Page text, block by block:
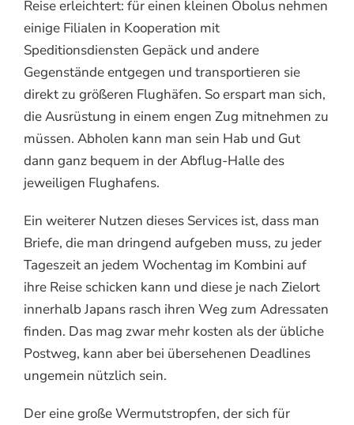
Reise erleichtert: für einen kleinen Obolus nehmen
einige Filialen in Kooperation mit
Speditionsdiensten Gepäck und andere
Gegenstände entgegen und transportieren sie
direkt zu größeren Flughäfen. So erspart man sich,
die Ausrüstung in einem engen Zug mitnehmen zu
müssen. Abholen kann man sein Hab und Gut
dann ganz bequem in der Abflug-Halle des
jeweiligen Flughafens.
Ein weiterer Nutzen dieses Services ist, dass man
Briefe, die man dringend aufgeben muss, zu jeder
Tageszeit an jedem Wochentag im Kombini auf
ihre Reise schicken kann und diese je nach Zielort
innerhalb Japans rasch ihren Weg zum Adressaten
finden. Das mag zwar mehr kosten als der übliche
Postweg, kann aber bei übersehenen Deadlines
ungemein nützlich sein.
Der eine große Wermutstropfen, der sich für